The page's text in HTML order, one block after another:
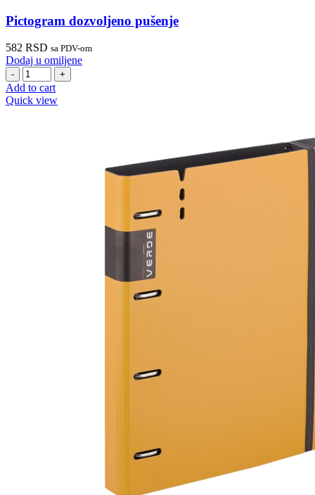
Pictogram dozvoljeno pušenje
582 RSD sa PDV-om
Dodaj u omiljene
Pictogram
dozvoljeno
pušenje
Add to cart
Quick view